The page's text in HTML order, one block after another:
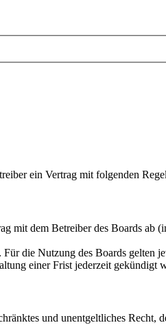
ein Vertrag mit folgenden
dem Betreiber des Boards ab
die Nutzung des Boards gelten
einer Frist jederzeit gekündigt
und unentgeltliches Recht,